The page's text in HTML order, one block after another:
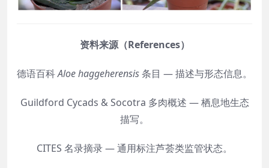
资料来源（References）
德语百科Aloe haggeherensis条目 — 描述与形态信息。
Guildford Cycads & Socotra 多肉概述 — 栖息地生态
描写。
CITES 名录摘录 — 通用标注芦荟类监管状态。